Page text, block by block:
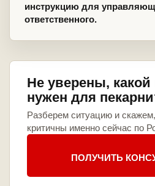
инструкцию для
ответственного.
Не уверены, какой
нужен для
Разберем ситуацию и
критичны именно сейчас по
ПОЛУЧИТЬ